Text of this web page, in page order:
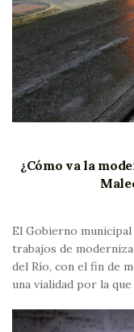
¿Cómo va la
El Gobierno
trabajos de
del Río, con el fin de
una vialidad por la